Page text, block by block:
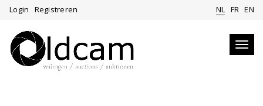
Login Registreren NL FR EN